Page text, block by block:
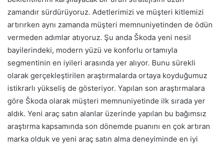
zamandır sürdürüyoruz. Adetlerimizi ve müşteri kitlemizi
artırırken aynı zamanda müşteri memnuniyetinden de ödün
vermeden adımlar atıyoruz. Şu anda Škoda yeni nesil
bayilerindeki, modern yüzü ve konforlu ortamıyla
segmentinin en iyileri arasında yer alıyor. Bunu sürekli
olarak gerçekleştirilen araştırmalarda ortaya koyduğumuz
istikrarlı yükseliş de gösteriyor. Yapılan son araştırmalara
göre Škoda olarak müşteri memnuniyetinde ilk sırada yer
aldık. Yeni araç satın alanlar üzerinde yapılan bu bağımsız
araştırma kapsamında son dönemde puanını en çok artıran
marka olduk ve yeni araç satın alma deneyiminde en iyi